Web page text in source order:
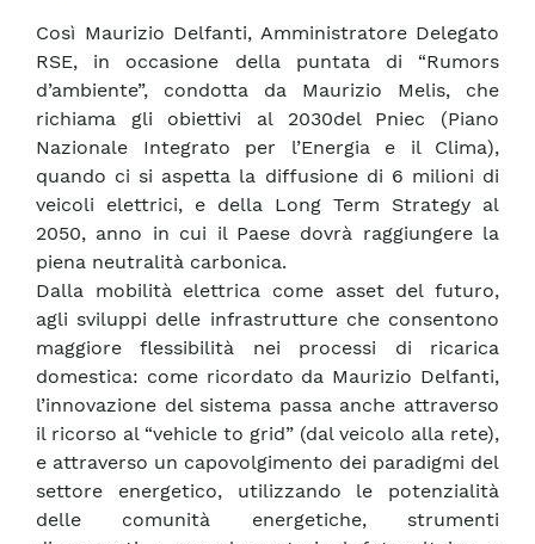
Così Maurizio Delfanti, Amministratore Delegato
RSE, in occasione della puntata di “Rumors
d’ambiente”, condotta da Maurizio Melis, che
richiama gli obiettivi al 2030del Pniec (Piano
Nazionale Integrato per l’Energia e il Clima),
quando ci si aspetta la diffusione di 6 milioni di
veicoli elettrici, e della Long Term Strategy al
2050, anno in cui il Paese dovrà raggiungere la
piena neutralità carbonica.
Dalla mobilità elettrica come asset del futuro,
agli sviluppi delle infrastrutture che consentono
maggiore flessibilità nei processi di ricarica
domestica: come ricordato da Maurizio Delfanti,
l’innovazione del sistema passa anche attraverso
il ricorso al “vehicle to grid” (dal veicolo alla rete),
e attraverso un capovolgimento dei paradigmi del
settore energetico, utilizzando le potenzialità
delle comunità energetiche, strumenti